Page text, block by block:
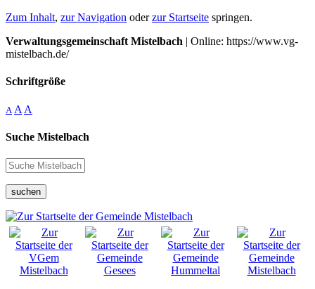
Zum Inhalt, zur Navigation oderzur Startseite springen.
Verwaltungsgemeinschaft Mistelbach | Online: https://www.vg-
mistelbach.de/
Schriftgröße
A A A
Suche Mistelbach
suchen